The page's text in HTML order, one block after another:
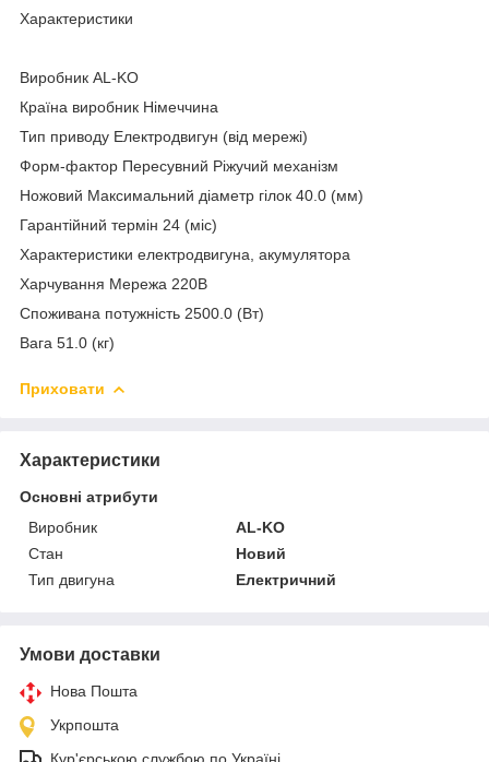
Характеристики
Виробник AL-KO
Країна виробник Німеччина
Тип приводу Електродвигун (від мережі)
Форм-фактор Пересувний Ріжучий механізм
Ножовий Максимальний діаметр гілок 40.0 (мм)
Гарантійний термін 24 (міс)
Характеристики електродвигуна, акумулятора
Харчування Мережа 220В
Споживана потужність 2500.0 (Вт)
Вага 51.0 (кг)
Приховати
Характеристики
Основні атрибути
Виробник
AL-KO
Стан
Новий
Тип двигуна
Електричний
Умови доставки
Нова Пошта
Укрпошта
Кур'єрською службою по Україні